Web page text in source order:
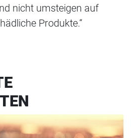
nicht umsteigen auf
Produkte.“